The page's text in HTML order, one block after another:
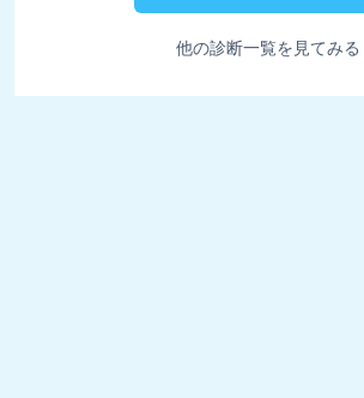
他の診断一覧を見てみる